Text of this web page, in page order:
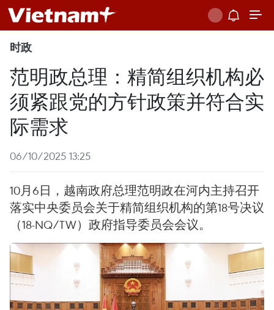
时政
范明政总理：精简组织机构必
须紧跟党的方针政策并符合实
际需求
06/10/2025 13:25
10月6日，越南政府总理范明政在河内主持召开
落实中央委员会关于精简组织机构的第18号决议
（18-NQ/TW）政府指导委员会会议。